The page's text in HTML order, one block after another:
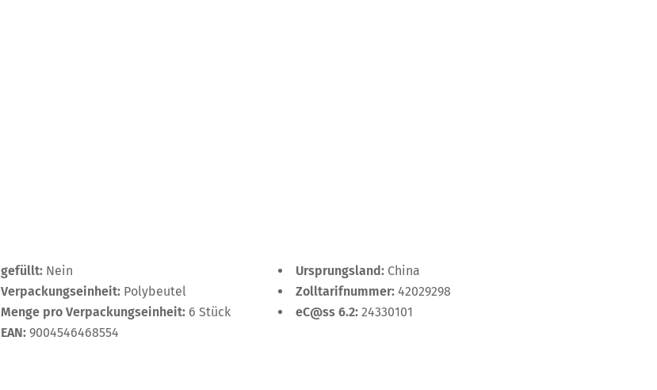
gefüllt: Nein
Verpackungseinheit: Polybeutel
Menge pro Verpackungseinheit: 6 Stück
EAN: 9004546468554
Ursprungsland: China
Zolltarifnummer: 42029298
eC@ss 6.2: 24330101